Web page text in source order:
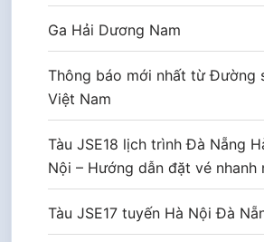
Ga Hải Dương Nam
Thông báo mới nhất từ Đường
Việt Nam
Tàu JSE18 lịch trình Đà Nẵng
Nội – Hướng dẫn đặt vé nhanh
Tàu JSE17 tuyến Hà Nội Đà